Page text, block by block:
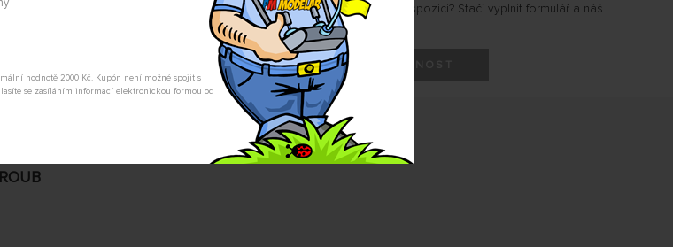
hodnotě 2000 Kč. Kupón není možné spojit s
se zasíláním informací elektronickou formou od
Chcete dostat upozornění ve chvíli, kdy produkt bude k dispozici? Stačí vyplnit formulář a náš
hlídací pes Vám dá vědět.
POSLAT DOTAZ HLÍDAT DOSTUPNOST